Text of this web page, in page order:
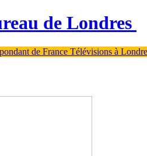
de Londres
de France Télévisions à